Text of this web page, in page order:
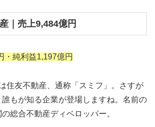
｜売上9,484億円
・純利益1,197億円
住友不動産、通称「スミフ」。さすが
もが知る企業が登場しますね。名前の
総合不動産ディベロッパー。